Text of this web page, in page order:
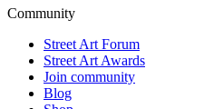
Community
Street Art Forum
Street Art Awards
Join community
Blog